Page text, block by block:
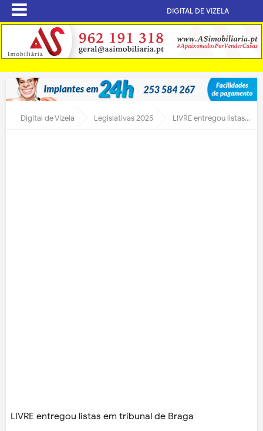
DIGITAL DE VIZELA
Digital de Vizela Legislativas 2025 LIVRE entregou listas em tribunal de Braga
LIVRE entregou listas em tribunal de Braga